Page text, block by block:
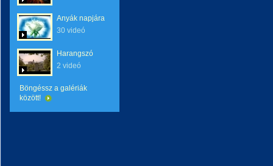
Anyák napjára
30 videó
Harangszó
2 videó
Böngéssz a galériák
között!